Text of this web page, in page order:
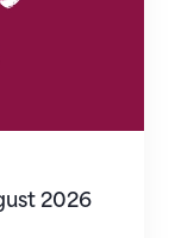
2026